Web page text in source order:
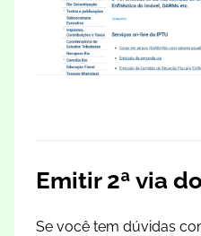
Emitir 2ª via
Se você tem dúvidas